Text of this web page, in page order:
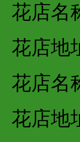
花店名
花店地
花店名
花店地